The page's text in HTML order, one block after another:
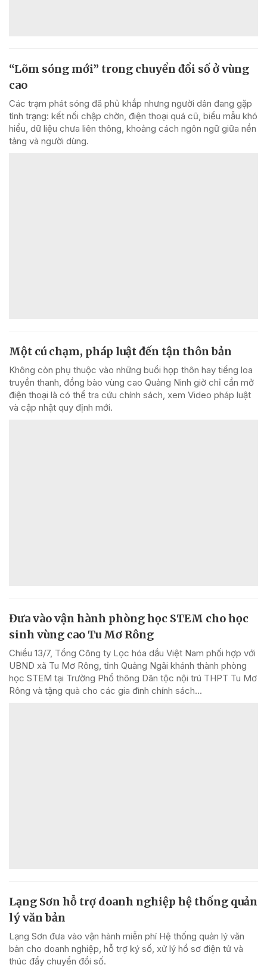
“Lõm sóng mới” trong chuyển đổi số ở vùng
cao
Các trạm phát sóng đã phủ khắp nhưng người dân đang gặp
tình trạng: kết nối chập chờn, điện thoại quá cũ, biểu mẫu khó
hiểu, dữ liệu chưa liên thông, khoảng cách ngôn ngữ giữa nền
tảng và người dùng.
Một cú chạm, pháp luật đến tận thôn bản
Không còn phụ thuộc vào những buổi họp thôn hay tiếng loa
truyền thanh, đồng bào vùng cao Quảng Ninh giờ chỉ cần mở
điện thoại là có thể tra cứu chính sách, xem Video pháp luật
và cập nhật quy định mới.
Đưa vào vận hành phòng học STEM cho học
sinh vùng cao Tu Mơ Rông
Chiều 13/7, Tổng Công ty Lọc hóa dầu Việt Nam phối hợp với
UBND xã Tu Mơ Rông, tỉnh Quảng Ngãi khánh thành phòng
học STEM tại Trường Phổ thông Dân tộc nội trú THPT Tu Mơ
Rông và tặng quà cho các gia đình chính sách...
Lạng Sơn hỗ trợ doanh nghiệp hệ thống quản
lý văn bản
Lạng Sơn đưa vào vận hành miễn phí Hệ thống quản lý văn
bản cho doanh nghiệp, hỗ trợ ký số, xử lý hồ sơ điện tử và
thúc đẩy chuyển đổi số.